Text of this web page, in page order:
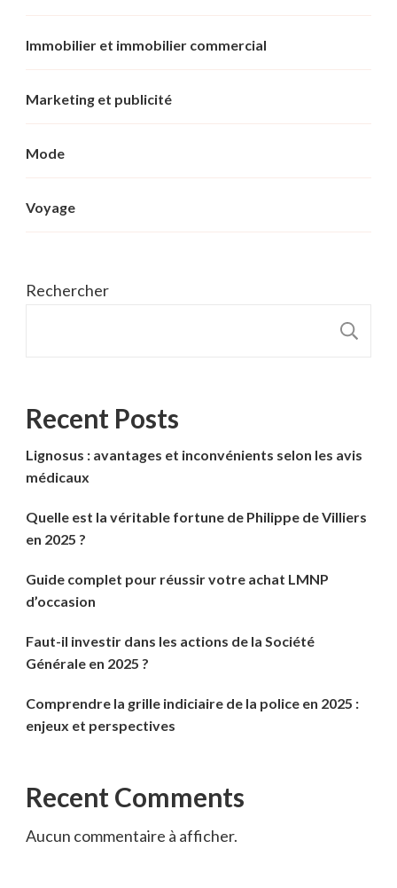
Immobilier et immobilier commercial
Marketing et publicité
Mode
Voyage
Rechercher
Recent Posts
Lignosus : avantages et inconvénients selon les avis
médicaux
Quelle est la véritable fortune de Philippe de Villiers
en 2025 ?
Guide complet pour réussir votre achat LMNP
d’occasion
Faut-il investir dans les actions de la Société
Générale en 2025 ?
Comprendre la grille indiciaire de la police en 2025 :
enjeux et perspectives
Recent Comments
Aucun commentaire à afficher.